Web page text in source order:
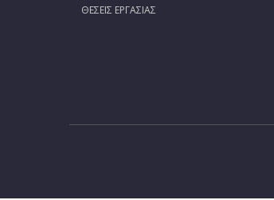
ΘΕΣΕΙΣ ΕΡΓΑΣΙΑΣ